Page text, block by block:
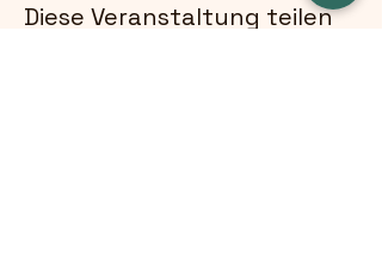
Diese Veranstaltung teilen